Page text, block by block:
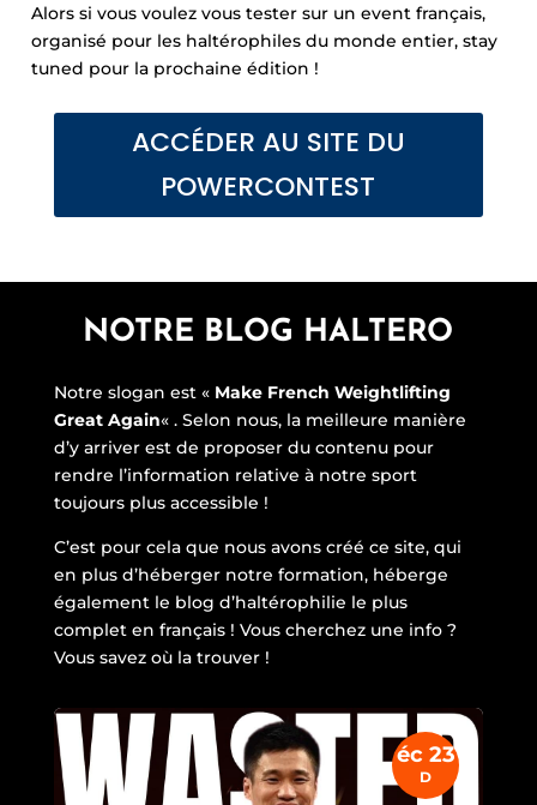
Alors si vous voulez vous tester sur un event français,
organisé pour les haltérophiles du monde entier, stay
tuned pour la prochaine édition !
ACCÉDER AU SITE DU
POWERCONTEST
NOTRE BLOG HALTERO
Notre slogan est « Make French Weightlifting
Great Again« . Selon nous, la meilleure manière
d’y arriver est de proposer du contenu pour
rendre l’information relative à notre sport
toujours plus accessible !
C’est pour cela que nous avons créé ce site, qui
en plus d’héberger notre formation, héberge
également le blog d’haltérophilie le plus
complet en français ! Vous cherchez une info ?
Vous savez où la trouver !
éc 23
D